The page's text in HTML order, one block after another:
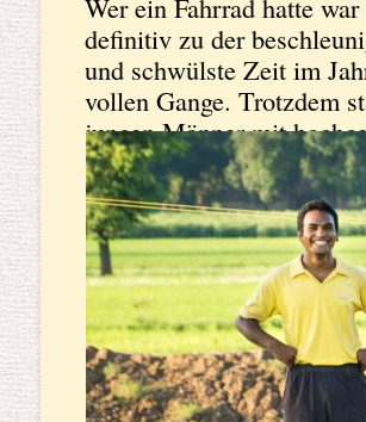
Wer ein Fahrrad hatte
definitiv zu der
und schwülste Zeit im
vollen Gange. Trotzdem
jungen Männer mit
nackigen Bäuche, so wie
macht, wenn es einfach